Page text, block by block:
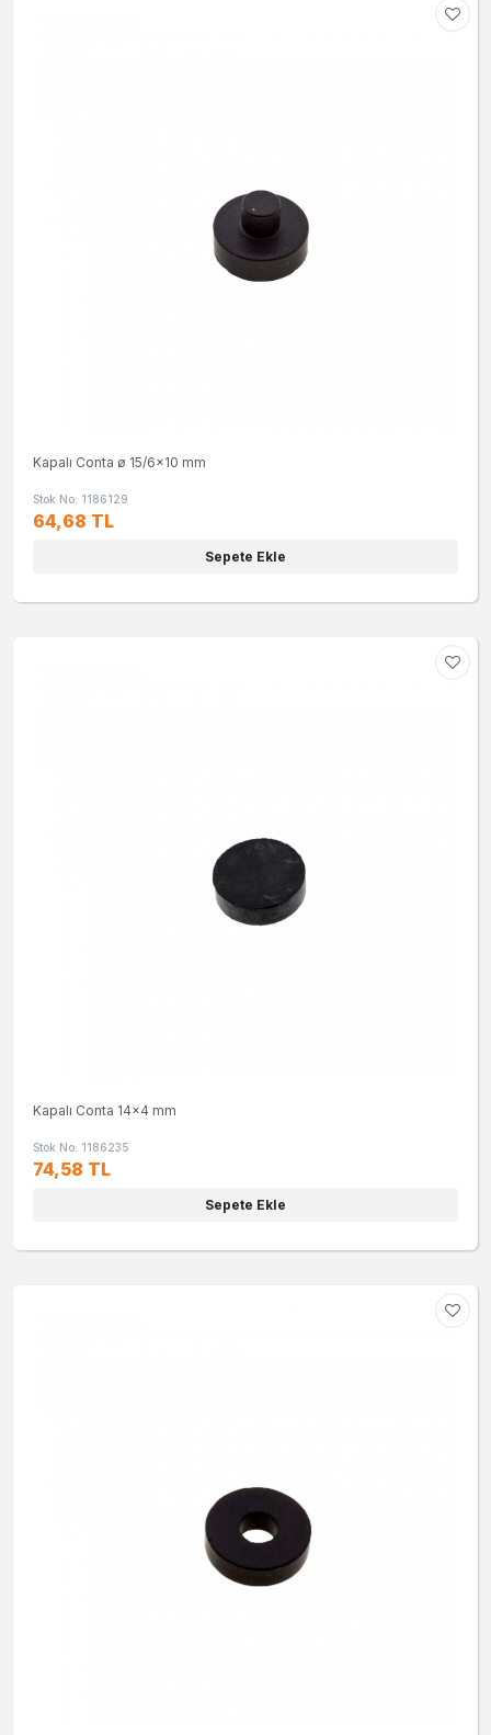
Kapalı Conta ø 15/6x10 mm
Stok No: 1186129
64,68 TL
Sepete Ekle
Kapalı Conta 14x4 mm
Stok No: 1186235
74,58 TL
Sepete Ekle